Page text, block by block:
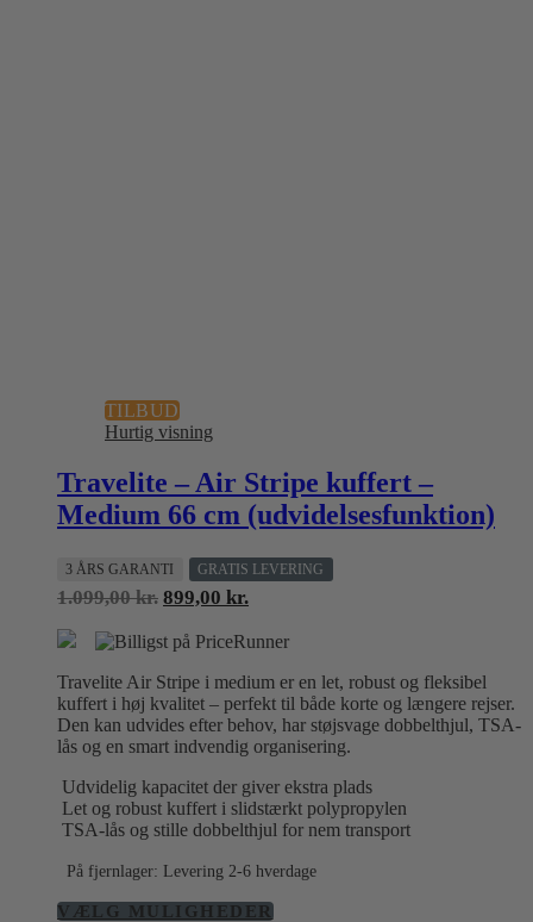
TILBUD
Hurtig visning
Travelite – Air Stripe kuffert –
Medium 66 cm (udvidelsesfunktion)
3 ÅRS GARANTI GRATIS LEVERING
1.099,00kr. Den
pris
1.099,00 kr..
899,00 kr.
pris
899,00 kr..
Travelite Air Stripe i medium er en let, robust og fleksibel
kuffert i høj kvalitet – perfekt til både korte og længere rejser.
Den kan udvides efter behov, har støjsvage dobbelthjul, TSA-
lås og en smart indvendig organisering.
Udvidelig kapacitet der giver ekstra plads
Let og robust kuffert i slidstærkt polypropylen
TSA-lås og stille dobbelthjul for nem transport
På fjernlager: Levering 2-6 hverdage
VÆLG MULIGHEDERDette